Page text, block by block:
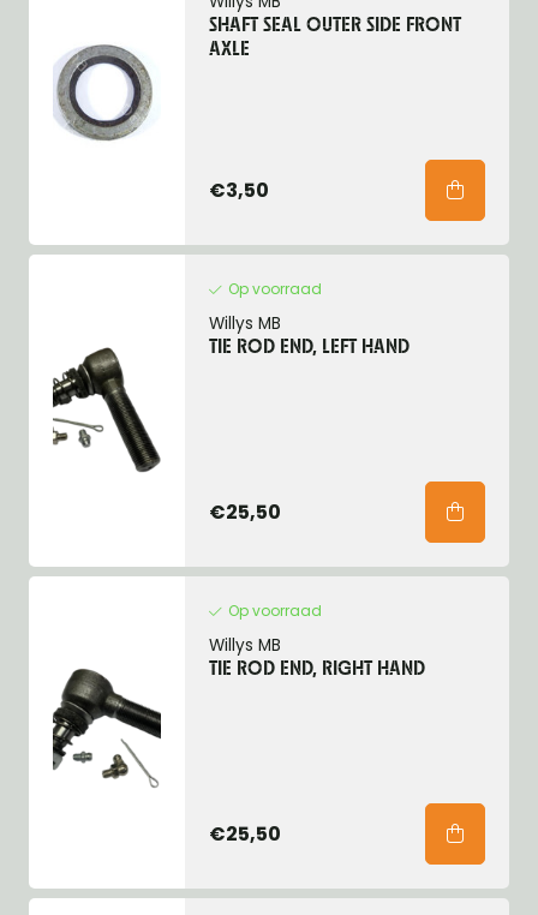
SHAFT SEAL OUTER SIDE FRONT
AXLE
€3,50
Op voorraad
Willys MB
TIE ROD END, LEFT HAND
€25,50
Op voorraad
Willys MB
TIE ROD END, RIGHT HAND
€25,50